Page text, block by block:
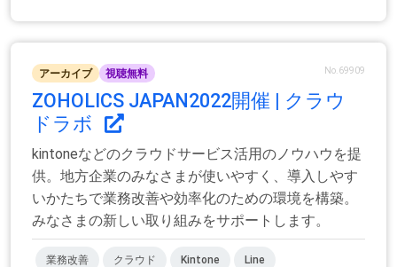
アーカイブ 視聴無料 No.69909
ZOHOLICS JAPAN2022開催 | クラウ
ドラボ
kintoneなどのクラウドサービス活用のノウハウを提
供。地方企業のみなさまが使いやすく、導入しやす
いかたちで業務改善や効率化のための環境を構築。
みなさまの新しい取り組みをサポートします。
業務改善 クラウド Kintone Line